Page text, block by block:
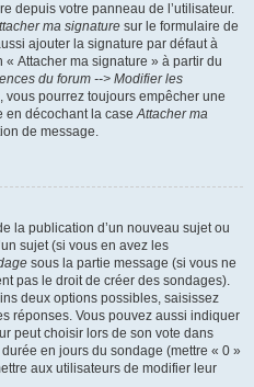
depuis votre panneau de l’utilisateur.
ma signature sur le formulaire de
ajouter la signature par défaut à
« Attacher ma signature » à partir du
du forum --> Modifier les
vous pourrez toujours empêcher une
en décochant la caseAttacher ma
de message.
la publication d’un nouveau sujet ou
sujet (si vous en avez les
sous la partie message (si vous ne
pas le droit de créer des sondages).
deux options possibles, saisissez
réponses. Vous pouvez aussi indiquer
peut choisir lors de son vote dans
en jours du sondage (mettre « 0 »
aux utilisateurs de modifier leur